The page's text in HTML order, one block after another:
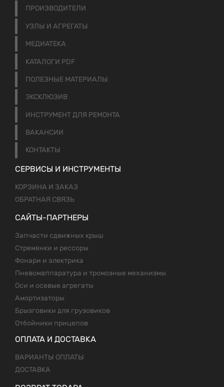
ПРОИЗВОДИТЕЛИ
УЗЛЫ И АГРЕГАТЫ
МЕДИАТЕКА
КАТАЛОГИ PDF
ПОЛЕЗНЫЕ МАТЕРИАЛЫ
ЭКСКЛЮЗИВ
ИНСТРУМЕНТ ДЛЯ РЕМОНТА
ВАКАНСИИ
КОНТАКТЫ
СЕРВИСЫ И ИНСТРУМЕНТЫ
КОРЗИНА И ЗАКАЗ
ОБРАТНАЯ СВЯЗЬ
САЙТЫ-ПАРТНЕРЫ
Запчасти сдвижных крыш
Стремянки и рессоры
Фонари и электрика
Пневомаппаратура и тромозные механизмы
Оси и осевые агрегаты
Амортизаторы
Брызговики для грузовиков
Отбойники прицепов
ОПЛАТА И ДОСТАВКА
ВАРИАНТЫ ОПЛАТЫ
ДОСТАВКА